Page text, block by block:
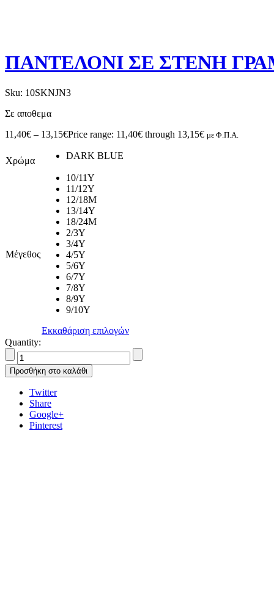
ΠΑΝΤΕΛΟΝΙ ΣΕ ΣΤΕΝΗ
Sku: 10SKNJN3
Σε αποθεμα
11,40€ – 13,15€Price range: 11,40€ through 13,15€ με Φ.Π.Α.
Χρώμα DARK BLUE
Μέγεθος
10/11Y
11/12Y
12/18M
13/14Y
18/24M
2/3Y
3/4Y
4/5Y
5/6Y
6/7Y
7/8Y
8/9Y
9/10Y
Εκκαθάριση επιλογών
Quantity:
Προσθήκη στο καλάθι
Twitter
Share
Google+
Pinterest